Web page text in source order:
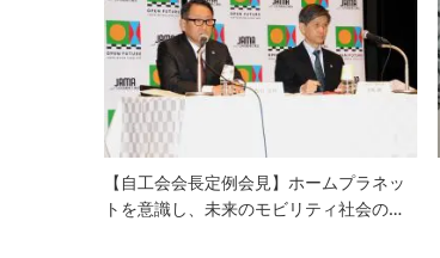
ー
シ
ョ
ン
【自工会会長定例会見】ホームプラネッ
トを意識し、未来のモビリティ社会の…